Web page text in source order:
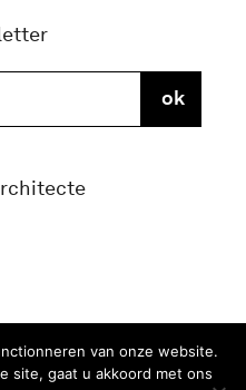
van onze website.
site, gaat u akkoord met ons